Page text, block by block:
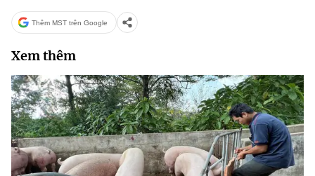
Thêm MST trên Google
Xem thêm